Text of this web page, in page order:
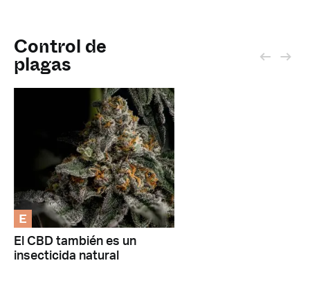
Control de
plagas
E
El CBD también es un
insecticida natural